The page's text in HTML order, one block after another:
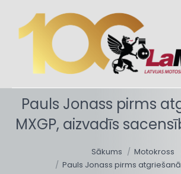
Pauls Jonass pirms
MXGP, aizvadīs
Sākums
Motokross
Pauls Jonass pirms